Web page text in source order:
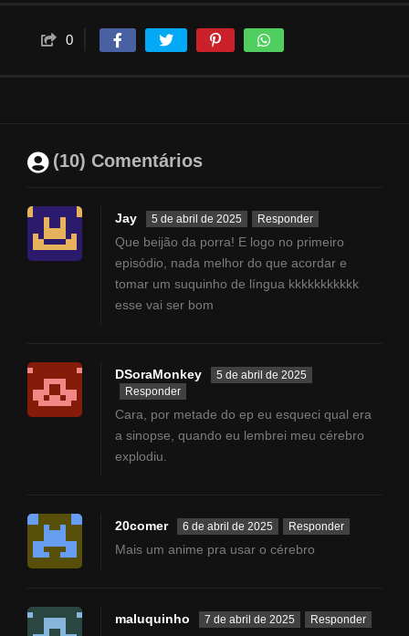
começa para Reiko Kujirai — um
romance que parece tão familiar
0
(10) Comentários
Jay 5 de abril de 2025 Responder
Que beijão da porra! E logo no primeiro
episódio, nada melhor do que acordar e
tomar um suquinho de língua kkkkkkkkkkk
esse vai ser bom
DSoraMonkey
5 de abril de 2025
Responder
Cara, por metade do ep eu esqueci qual era
a sinopse, quando eu lembrei meu cérebro
explodiu.
20comer 6 de abril de 2025 Responder
Mais um anime pra usar o cérebro
maluquinho 7 de abril de 2025 Responder